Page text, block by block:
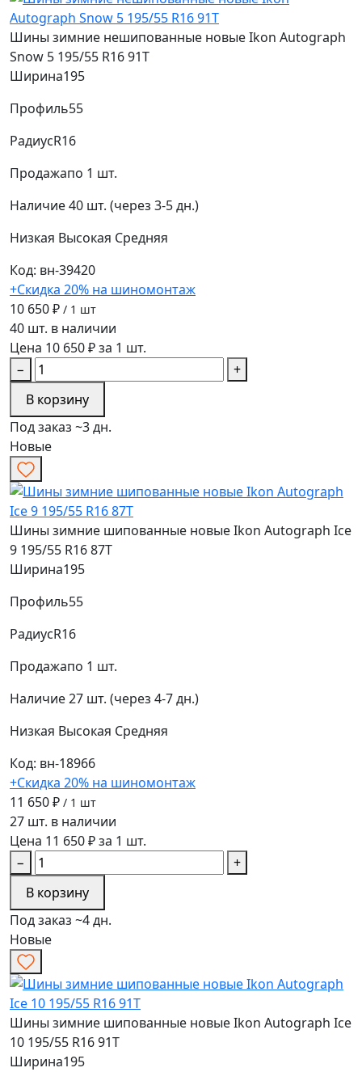
Шины зимние нешипованные новые Ikon Autograph
Snow 5 195/55 R16 91T
Ширина195
Профиль55
РадиусR16
Продажапо 1 шт.
Наличие40 шт. (через 3-5 дн.)
Низкая Высокая Средняя
Код: вн-39420
+Скидка 20% на шиномонтаж
10 650 ₽ / 1 шт
40 шт. в наличии
Цена 10 650 ₽ за 1 шт.
−
+
В корзину
Под заказ ~3 дн.
Новые
Шины зимние шипованные новые Ikon Autograph Ice
9 195/55 R16 87T
Ширина195
Профиль55
РадиусR16
Продажапо 1 шт.
Наличие27 шт. (через 4-7 дн.)
Низкая Высокая Средняя
Код: вн-18966
+Скидка 20% на шиномонтаж
11 650 ₽ / 1 шт
27 шт. в наличии
Цена 11 650 ₽ за 1 шт.
−
+
В корзину
Под заказ ~4 дн.
Новые
Шины зимние шипованные новые Ikon Autograph Ice
10 195/55 R16 91T
Ширина195